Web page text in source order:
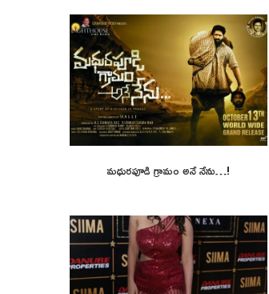
మధురపూడి గ్రామం అనే నేను…!